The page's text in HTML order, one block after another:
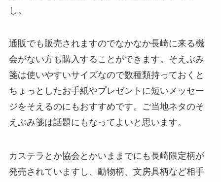
し。
通販でも販売されますのでなかなか長崎に来る機
会がない方も購入することができます。そえぶみ
箋は使いやすいサイズなので数種類持っておくと
ちょっとしたお手紙やプレゼントに短いメッセー
ジをそえるのにもおすすめです。ご当地ネタのそ
えぶみ箋は話題にもなってよいと思います。
カステラとか協会とかいままでにも長崎限定柄が
発売されていますし、動物柄、文房具柄など相手